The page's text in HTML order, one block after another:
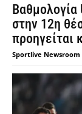
στην 12η
προηγείται
Sportlive Newsroom